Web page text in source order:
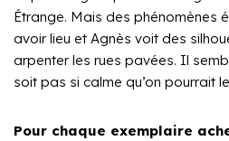
Étrange. Mais des phénomènes
avoir lieu et Agnès voit des
arpenter les rues pavées. Il
soit pas si calme qu’on pourrait
Pour chaque exemplaire